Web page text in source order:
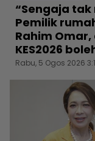
“Sengaja
Pemilik
Rahim
KES2026
Rabu, 5 Ogos 2026